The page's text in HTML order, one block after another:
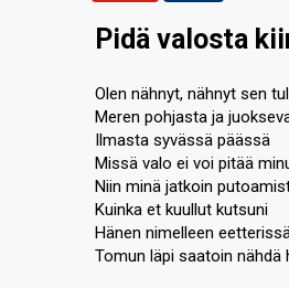
Pidä valosta
Olen nähnyt, nähnyt sen
Meren pohjasta ja
Ilmasta syvässä päässä
Missä valo ei voi pitää
Niin minä jatkoin
Kuinka et kuullut kutsuni
Hänen nimelleen
Tomun läpi saatoin nähdä